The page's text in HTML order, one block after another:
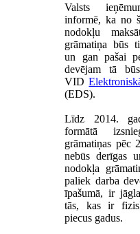
Valsts
informē, ka no
nodokļu
grāmatiņa būs
un gan pašai
devējam tā
VID
(EDS).
Līdz 2014.
formātā
grāmatiņas pēc
nebūs derīgas
nodokļa
paliek darba
īpašumā, ir
tās, kas ir
piecus gadus.